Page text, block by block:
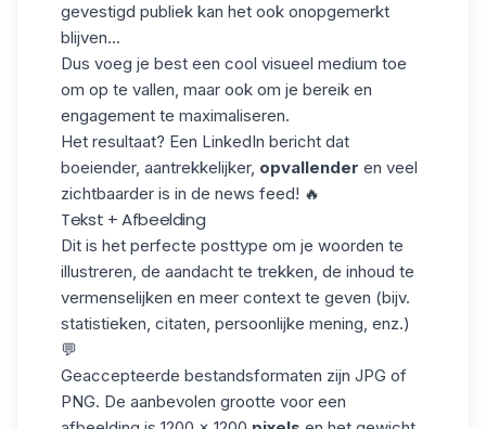
gevestigd publiek kan het ook onopgemerkt
blijven...
Dus voeg je best een cool visueel medium toe
om op te vallen, maar ook om je bereik en
engagement te maximaliseren.
Het resultaat? Een LinkedIn bericht dat
boeiender, aantrekkelijker, opvallender en veel
zichtbaarder is in de news feed! 🔥
Tekst + Afbeelding
Dit is het perfecte posttype om je woorden te
illustreren, de aandacht te trekken, de inhoud te
vermenselijken en meer context te geven (bijv.
statistieken, citaten, persoonlijke mening, enz.)
💬
Geaccepteerde bestandsformaten zijn JPG of
PNG. De aanbevolen grootte voor een